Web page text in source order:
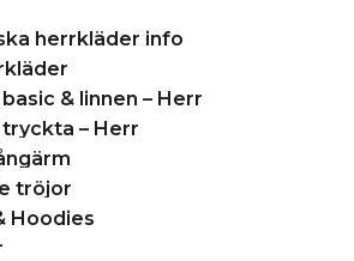
herrkläder info
& linnen – Herr
– Herr
tröjor
Hoodies